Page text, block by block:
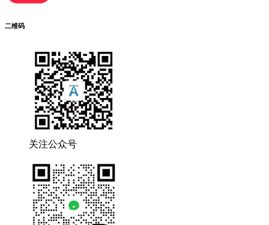
二维码
关注公众号